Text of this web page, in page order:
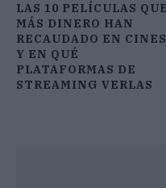
LAS 10 PELÍCULAS QUE
MÁS DINERO HAN
RECAUDADO EN CINES
Y EN QUÉ
PLATAFORMAS DE
STREAMING VERLAS